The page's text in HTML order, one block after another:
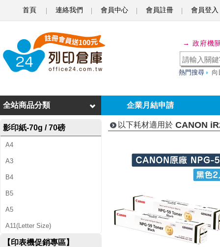
首頁 連絡我們 會員中心 會員註冊 會員登入
N
N
i
R
2
2
→ 政府機
熱門搜尋 向
企業月結申請
全站商品分類
影印紙-70g / 70磅
A4
A3
B4
B5
A5
A11(Letter Size)
【印表機促銷專區】
以下耗材適用於 CANON